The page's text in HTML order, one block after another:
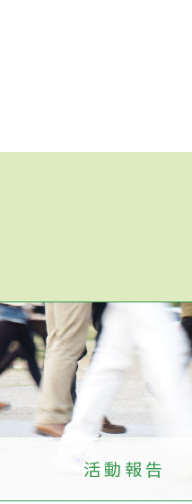
活動報告